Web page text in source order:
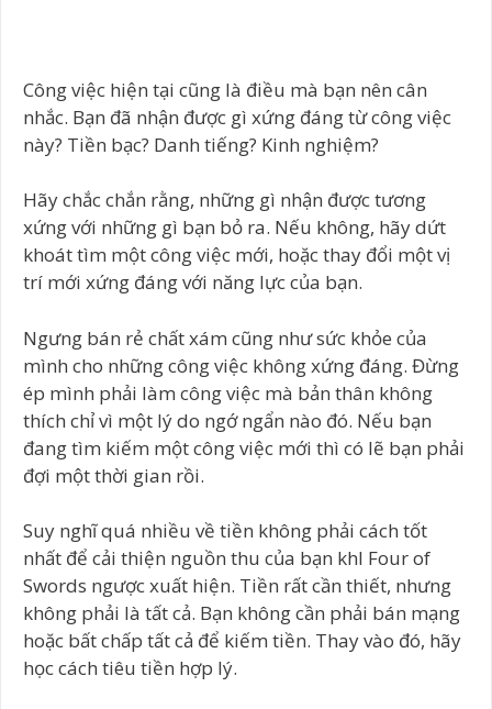
Công việc hiện tại cũng là điều mà bạn nên cân
nhắc. Bạn đã nhận được gì xứng đáng từ công việc
này? Tiền bạc? Danh tiếng? Kinh nghiệm?
Hãy chắc chắn rằng, những gì nhận được tương
xứng với những gì bạn bỏ ra. Nếu không, hãy dứt
khoát tìm một công việc mới, hoặc thay đổi một vị
trí mới xứng đáng với năng lực của bạn.
Ngưng bán rẻ chất xám cũng như sức khỏe của
mình cho những công việc không xứng đáng. Đừng
ép mình phải làm công việc mà bản thân không
thích chỉ vì một lý do ngớ ngẩn nào đó. Nếu bạn
đang tìm kiếm một công việc mới thì có lẽ bạn phải
đợi một thời gian rồi.
Suy nghĩ quá nhiều về tiền không phải cách tốt
nhất để cải thiện nguồn thu của bạn khI Four of
Swords ngược xuất hiện. Tiền rất cần thiết, nhưng
không phải là tất cả. Bạn không cần phải bán mạng
hoặc bất chấp tất cả để kiếm tiền. Thay vào đó, hãy
học cách tiêu tiền hợp lý.